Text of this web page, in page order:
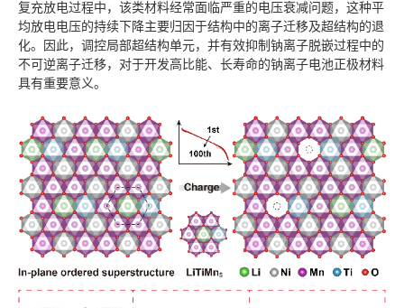
复充放电过程中，该类材料经常面临严重的电压衰减问题，这种平
均放电电压的持续下降主要归因于结构中的离子迁移及超结构的退
化。因此，调控局部超结构单元，并有效抑制钠离子脱嵌过程中的
不可逆离子迁移，对于开发高比能、长寿命的钠离子电池正极材料
具有重要意义。